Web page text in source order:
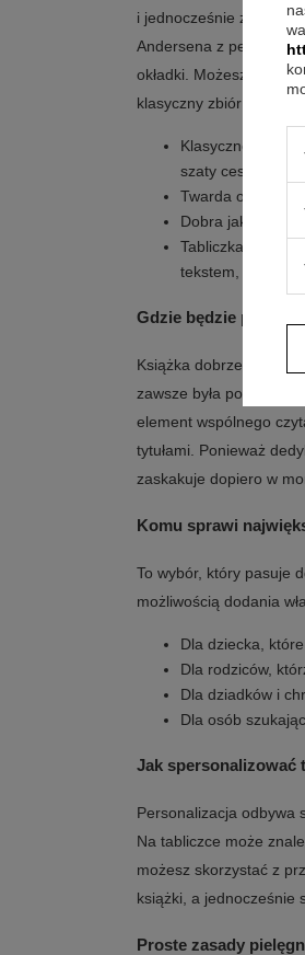
i jednocześnie zostawić
Andersena z
okładki. Możesz dzięki
klasyczny zbiór
Klasyczne utwory
szaty cesarza i
Twarda oprawa
Dobra jakość
Tabliczka
tekstem,
Gdzie będzie
Książka dobrze
zawsze była pod ręką
element wspólnego
tytułami. Ponieważ
zaskakuje dopiero w
Komu sprawi
To wybór, który pasuje
możliwością dodania
Dla dziecka,
Dla rodziców,
Dla dziadków i
Dla osób
Jak spersonalizować
Personalizacja odbywa
Na tabliczce może
możesz skorzystać z
książki, a jednocześnie
Proste zasady